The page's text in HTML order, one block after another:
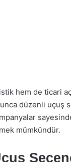
hem de ticari
düzenli uçuş
mümkündür.